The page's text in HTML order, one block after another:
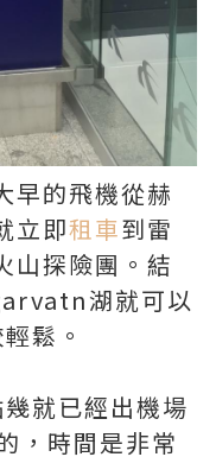
早的飛機從赫
立即租車到雷
山探險團。結
湖就可以
鬆。
就已經出機場
，時間是非常